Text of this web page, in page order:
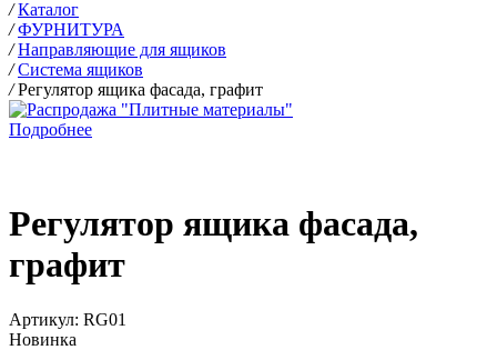
/ Каталог
/ ФУРНИТУРА
/ Направляющие для ящиков
/ Система ящиков
/ Регулятор ящика фасада, графит
Подробнее
Регулятор ящика фасада,
графит
Артикул: RG01
Новинка